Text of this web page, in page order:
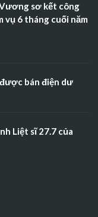
sơ kết công
vụ 6 tháng cuối năm
bán điện dư
Liệt sĩ 27.7 của